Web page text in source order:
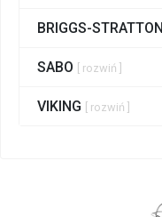
BRIGGS-STRATTON
SABO [ rozwiń ]
VIKING [ rozwiń ]